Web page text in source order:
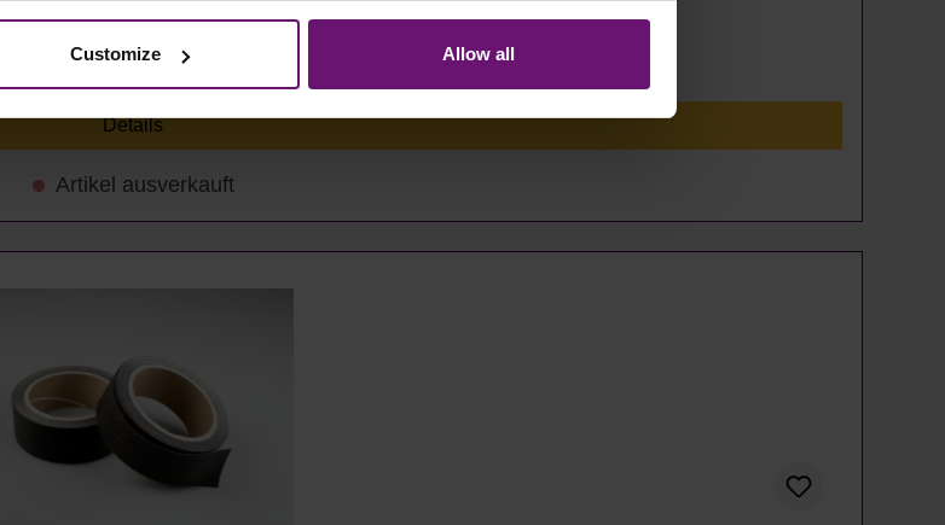
Customize Allow all
Details
Artikel ausverkauft